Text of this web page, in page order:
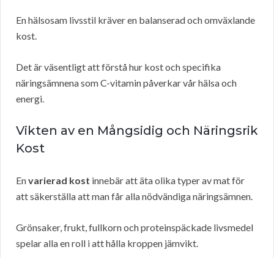
En hälsosam livsstil kräver en balanserad och omväxlande
kost.
Det är väsentligt att förstå hur kost och specifika
näringsämnena som C-vitamin påverkar vår hälsa och
energi.
Vikten av en Mångsidig och Näringsrik
Kost
Envarierad kost innebär att äta olika typer av mat för
att säkerställa att man får alla nödvändiga näringsämnen.
Grönsaker, frukt, fullkorn och proteinspäckade livsmedel
spelar alla en roll i att hålla kroppen jämvikt.